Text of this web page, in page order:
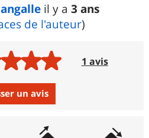
il y a 3 ans
de l'auteur)
1 avis
un avis